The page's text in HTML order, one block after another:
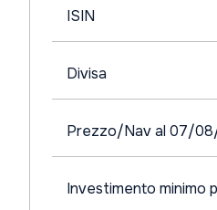
ISIN
Divisa
Prezzo/Nav al 07/
Investimento minimo